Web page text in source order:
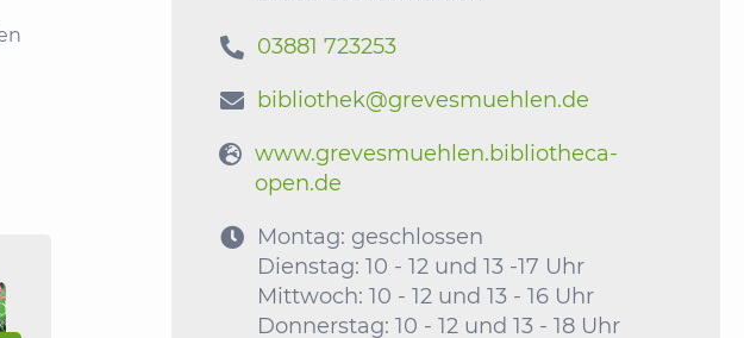
 03881 723253
 bibliothek@grevesmuehlen.de
 www.grevesmuehlen.bibliotheca-
open.de

Montag: geschlossen
Dienstag: 10 - 12 und 13 -17 Uhr
Mittwoch: 10 - 12 und 13 - 16 Uhr
Donnerstag: 10 - 12 und 13 - 18 Uhr